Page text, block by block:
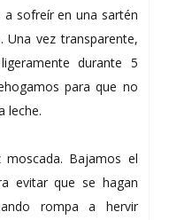
a sofreír en una sartén
vez transparente,
durante 5
para que no
leche.
moscada. Bajamos el
evitar que se hagan
rompa a hervir